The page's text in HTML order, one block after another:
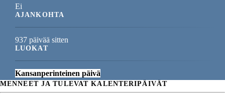
Ei
AJANKOHTA
937 päivää sitten
LUOKAT
Kansanperinteinen päivä
MENNEET JA TULEVAT KALENTERIPÄIVÄT